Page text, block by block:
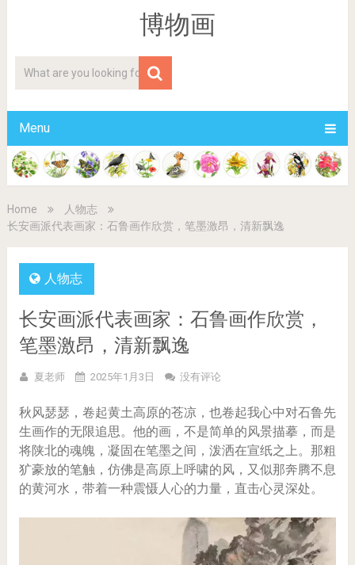
博物画
Menu
Home
人物志
长安画派代表画家：石鲁画作欣赏，笔墨激昂，清新飘逸
人物志
长安画派代表画家：石鲁画作欣赏，
笔墨激昂，清新飘逸
夏老师 2025年1月3日 没有评论
秋风瑟瑟，卷起黄土高原的苍凉，也卷起我心中对石鲁先
生画作的无限追思。他的画，不是简单的风景描摹，而是
将陕北的魂魄，凝固在笔墨之间，泼洒在宣纸之上。那粗
犷豪放的笔触，仿佛是高原上呼啸的风，又似那奔腾不息
的黄河水，带着一种震慑人心的力量，直击心灵深处。